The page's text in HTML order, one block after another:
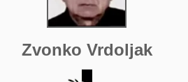
Zvonko Vrdoljak